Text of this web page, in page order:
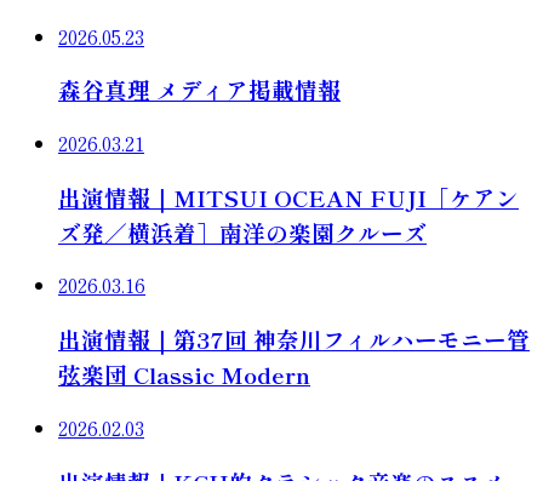
2026.05.23
森谷真理 メディア掲載情報
2026.03.21
出演情報｜MITSUI OCEAN FUJI［ケアン
ズ発／横浜着］南洋の楽園クルーズ
2026.03.16
出演情報｜第37回 神奈川フィルハーモニー管
弦楽団 Classic Modern
2026.02.03